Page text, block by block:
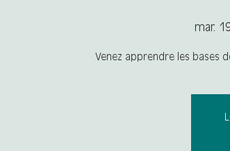
mar.
Venez apprendre les bases